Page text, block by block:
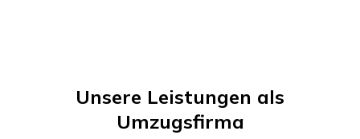
Unsere Leistungen als
Umzugsfirma